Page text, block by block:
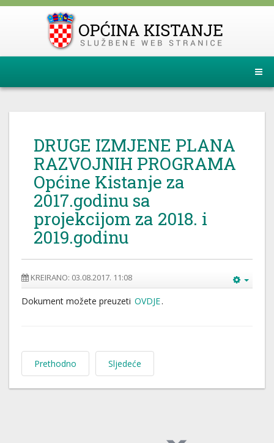
DRUGE IZMJENE PLANA
RAZVOJNIH PROGRAMA
Općine Kistanje za
2017.godinu sa
projekcijom za 2018. i
2019.godinu
KREIRANO: 03.08.2017. 11:08
Dokument možete preuzeti OVDJE.
Prethodno Sljedeće